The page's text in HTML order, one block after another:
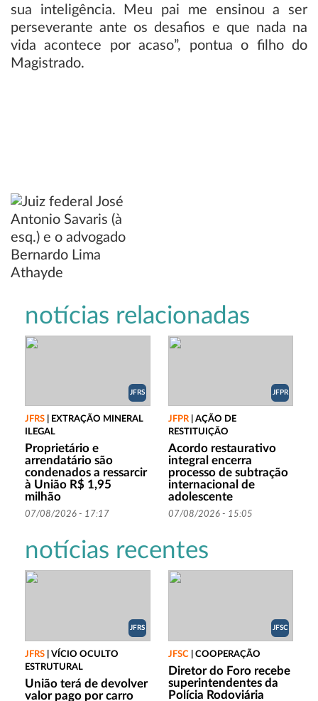
sua inteligência. Meu pai me ensinou a ser
perseverante ante os desafios e que nada na
vida acontece por acaso”, pontua o filho do
Magistrado.
notícias relacionadas
JFRS
JFRS
EXTRAÇÃO MINERAL
ILEGAL
Proprietário e
arrendatário são
condenados a ressarcir
à União R$ 1,95
milhão
07/08/2026 - 17:17
JFPR
JFPR| AÇÃO DE
RESTITUIÇÃO
Acordo restaurativo
integral encerra
processo de subtração
internacional de
adolescente
07/08/2026 - 15:05
notícias recentes
JFRS
JFRS
VÍCIO OCULTO
ESTRUTURAL
União terá de devolver
valor pago por carro
JFSC
JFSC| COOPERAÇÃO
Diretor do Foro recebe
superintendentes da
Polícia Rodoviária